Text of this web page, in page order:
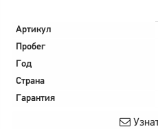
Артикул
Пробег
Год
Страна
Гарантия